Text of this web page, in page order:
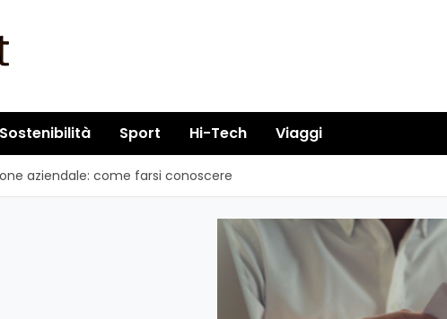
Sostenibilità Sport Hi-Tech Viaggi
aziendale: come farsi conoscere